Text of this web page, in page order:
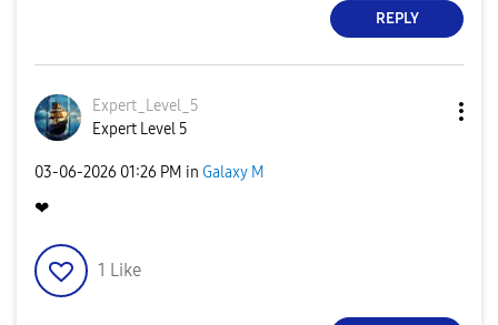
REPLY
Expert_Level_5
Expert Level 5
‎03-06-2026 01:26 PM in Galaxy M
❤
1 Like